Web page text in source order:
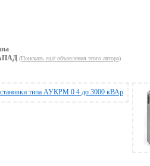
(Поискать ещё объявления этого автора)